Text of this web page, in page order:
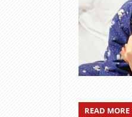
READ MORE